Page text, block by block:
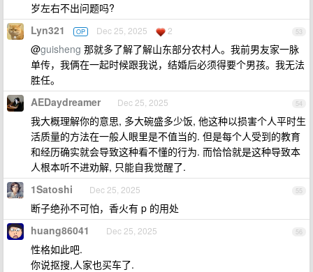
岁左右不出问题吗?
53
Lyn321 OP Dec 25, 2025 2
@guisheng 那就多了解了解山东部分农村人。我前男友家一脉
单传，我俩在一起时候跟我说，结婚后必须得要个男孩。我无法
胜任。
54
AEDaydreamer Dec 25, 2025
我大概理解你的意思, 多大碗盛多少饭, 他这种以损害个人平时生
活质量的方法在一般人眼里是不值当的. 但是每个人受到的教育
和经历确实就会导致这种看不懂的行为. 而恰恰就是这种导致本
人根本听不进劝解, 只能自我觉醒了.
55
1Satoshi Dec 25, 2025
断子绝孙不可怕，香火有 p 的用处
56
huang86041 Dec 25, 2025
性格如此吧.
你说抠搜,人家也买车了.